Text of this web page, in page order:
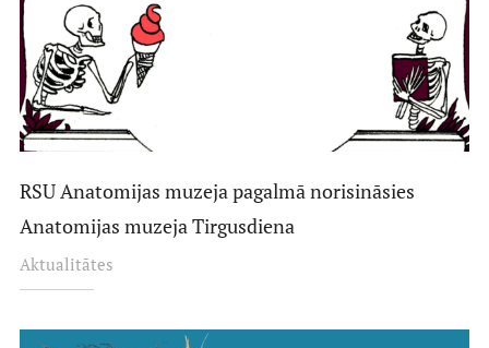
RSU Anatomijas muzeja pagalmā norisināsies
Anatomijas muzeja Tirgusdiena
Aktualitātes